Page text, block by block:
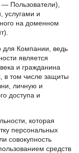
Пользователи),
услугами и
на доменном
Компании, ведь
является
и гражданина
в том числе защиты
личную и
доступа и
которая
персональных
совокупность
средств